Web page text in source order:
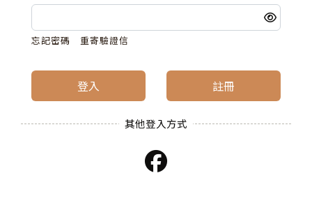
忘記密碼 重寄驗證信
登入 註冊